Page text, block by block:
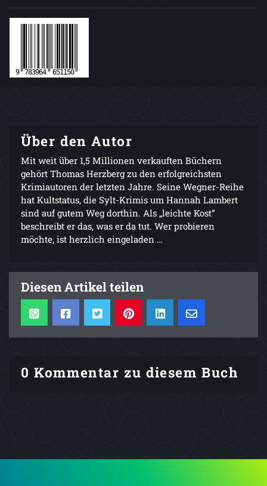
Über den Autor
Mit weit über 1,5 Millionen verkauften Büchern
gehört Thomas Herzberg zu den erfolgreichsten
Krimiautoren der letzten Jahre. Seine Wegner-Reihe
hat Kultstatus, die Sylt-Krimis um Hannah Lambert
sind auf gutem Weg dorthin. Als „leichte Kost“
beschreibt er das, was er da tut. Wer probieren
möchte, ist herzlich eingeladen …
Diesen Artikel teilen
0 Kommentar zu diesem Buch